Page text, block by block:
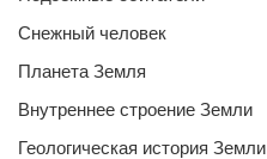
Снежный человек
Планета Земля
Внутреннее строение Земли
Геологическая история Земли